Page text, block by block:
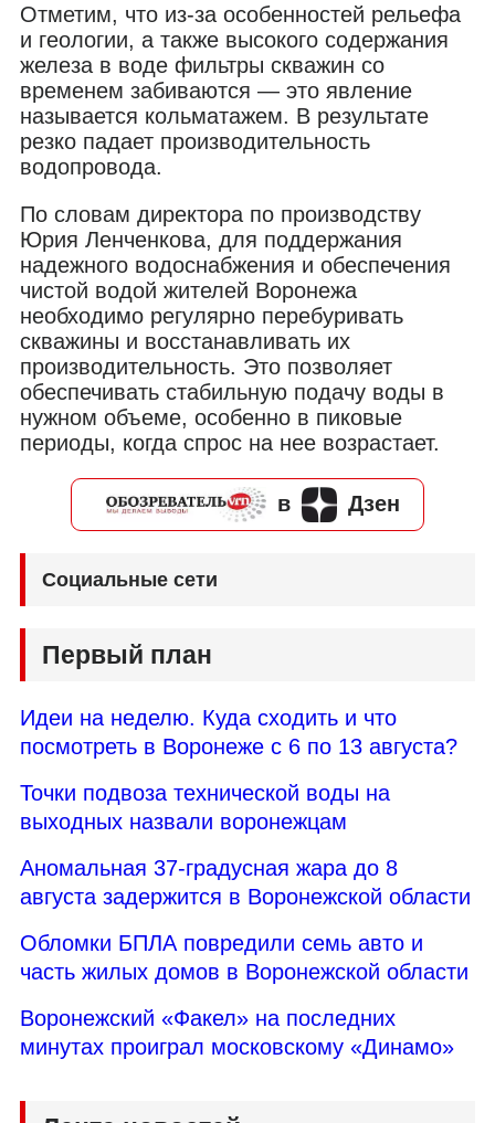
Отметим, что из-за особенностей рельефа
и геологии, а также высокого содержания
железа в воде фильтры скважин со
временем забиваются — это явление
называется кольматажем. В результате
резко падает производительность
водопровода.
По словам директора по производству
Юрия Ленченкова, для поддержания
надежного водоснабжения и обеспечения
чистой водой жителей Воронежа
необходимо регулярно перебуривать
скважины и восстанавливать их
производительность. Это позволяет
обеспечивать стабильную подачу воды в
нужном объеме, особенно в пиковые
периоды, когда спрос на нее возрастает.
в Дзен
Социальные сети
Первый план
Идеи на неделю. Куда сходить и что
посмотреть в Воронеже с 6 по 13 августа?
Точки подвоза технической воды на
выходных назвали воронежцам
Аномальная 37-градусная жара до 8
августа задержится в Воронежской области
Обломки БПЛА повредили семь авто и
часть жилых домов в Воронежской области
Воронежский «Факел» на последних
минутах проиграл московскому «Динамо»